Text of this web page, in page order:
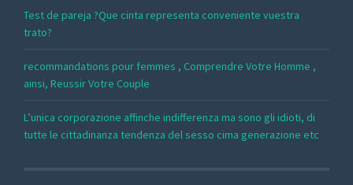
Test de pareja ?Que cinta representa conveniente vuestra
trato?
recommandations pour femmes , Comprendre Votre Homme ,
ainsi, Reussir Votre Couple
L’unica corporazione affinche indifferenza ma sono gli idioti, di
tutte le cittadinanza tendenza del sesso cima generazione etc